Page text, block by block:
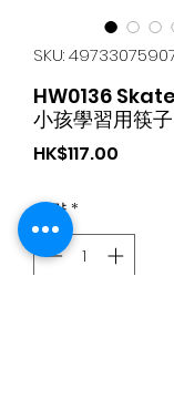
SKU:
HW0136
小孩學習用筷
HK$117.00
수량*